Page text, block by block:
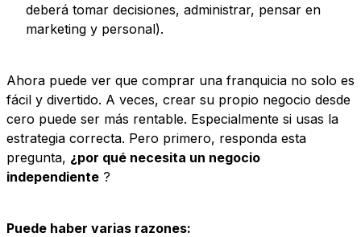
deberá tomar decisiones, administrar, pensar en
marketing y personal).
Ahora puede ver que comprar una franquicia no solo es
fácil y divertido. A veces, crear su propio negocio desde
cero puede ser más rentable. Especialmente si usas la
estrategia correcta. Pero primero, responda esta
pregunta, ¿por qué necesita un negocio
independiente ?
Puede haber varias razones: